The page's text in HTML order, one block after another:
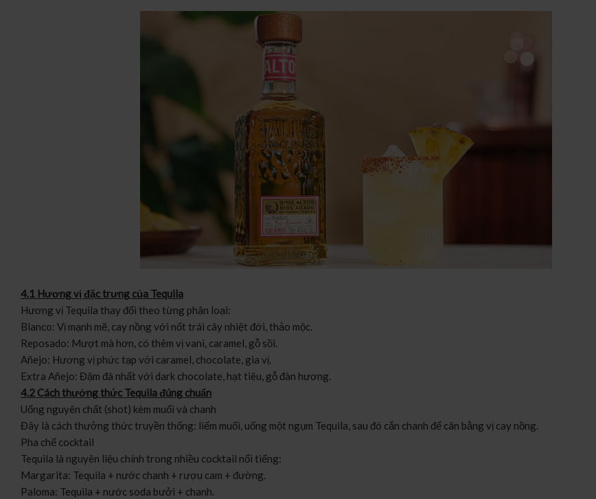
4.1 Hương vị đặc trưng của Tequila
Hương vị Tequila thay đổi theo từng phân loại:
Blanco: Vị mạnh mẽ, cay nồng với nốt trái cây nhiệt đới, thảo mộc.
Reposado: Mượt mà hơn, có thêm vị vani, caramel, gỗ sồi.
Añejo: Hương vị phức tạp với caramel, chocolate, gia vị.
Extra Añejo: Đậm đà nhất với dark chocolate, hạt tiêu, gỗ đàn hương.
4.2 Cách thưởng thức Tequila đúng chuẩn
Uống nguyên chất (shot) kèm muối và chanh
Đây là cách thưởng thức truyền thống: liếm muối, uống một ngụm Tequila, sau đó cắn chanh để cân bằng vị cay nồng.
Pha chế cocktail
Tequila là nguyên liệu chính trong nhiều cocktail nổi tiếng:
Margarita: Tequila + nước chanh + rượu cam + đường.
Paloma: Tequila + nước soda bưởi + chanh.